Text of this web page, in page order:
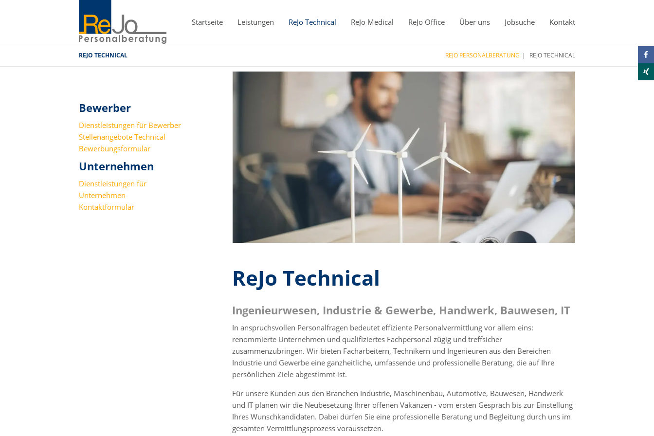
Startseite Leistungen ReJo Technical ReJo Medical ReJo Office Über uns Jobsuche Kontakt
REJO TECHNICAL REJO PERSONALBERATUNG REJO TECHNICAL
ReJo Technical
Ingenieurwesen, Industrie & Gewerbe, Handwerk, Bauwesen, IT
In anspruchsvollen Personalfragen bedeutet effiziente Personalvermittlung vor allem eins:
renommierte Unternehmen und qualifiziertes Fachpersonal zügig und treffsicher
zusammenzubringen. Wir bieten Facharbeitern, Technikern und Ingenieuren aus den Bereichen
Industrie und Gewerbe eine ganzheitliche, umfassende und professionelle Beratung, die auf Ihre
persönlichen Ziele abgestimmt ist.
Für unsere Kunden aus den Branchen Industrie, Maschinenbau, Automotive, Bauwesen, Handwerk
und IT planen wir die Neubesetzung Ihrer offenen Vakanzen - vom ersten Gespräch bis zur Einstellung
Ihres Wunschkandidaten. Dabei dürfen Sie eine professionelle Beratung und Begleitung durch uns im
gesamten Vermittlungsprozess voraussetzen.
Bewerber
Dienstleistungen für Bewerber
Stellenangebote Technical
Bewerbungsformular
Unternehmen
Dienstleistungen für
Unternehmen
Kontaktformular